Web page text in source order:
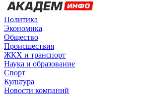
Политика
Экономика
Общество
Происшествия
ЖКХ и транспорт
Наука и образование
Спорт
Культура
Новости компаний